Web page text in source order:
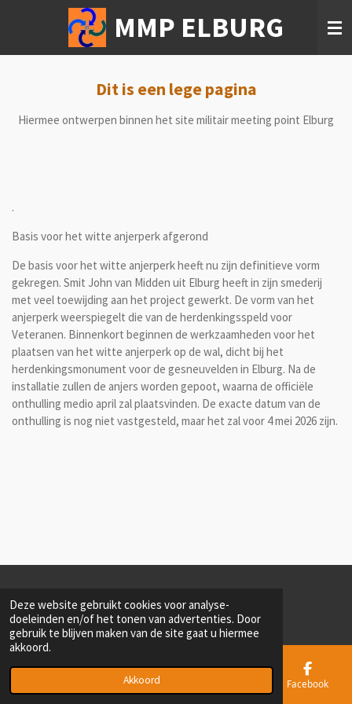
Deze website gebruikt cookies voor analyse-
doeleinden en/of het tonen van advertenties. Door
gebruik te blijven maken van de site gaat u hiermee
akkoord.
Akkoord
MMP ELBURG
Dit is een lege pagina
Hiermee ontwerpen binnen het site militair meeting point Elburg
.
Basis voor het witte anjerperk afgerond
De basis voor het witte anjerperk heeft nu zijn definitieve vorm
gekregen. Smit John van Midden uit Elburg heeft in zijn smederij
met veel toewijding aan het project gewerkt. De vorm van het
anjerperk weerspiegelt die van de herdenkingsspeld voor
Veteranen. Binnenkort beginnen de werkzaamheden voor het
plaatsen van het witte anjerperk op de wal, dicht bij het
herdenkingsmonument voor de gesneuvelden in Elburg. Na de
installatie zullen de anjers worden gepoot, waarna de officiële
onthulling medio april zal plaatsvinden. De exacte datum van de
onthulling is nog niet vastgesteld, maar het zal voor 4 mei 2026 zijn.
Powered by JouwWeb
Telefoonnummer Facebook